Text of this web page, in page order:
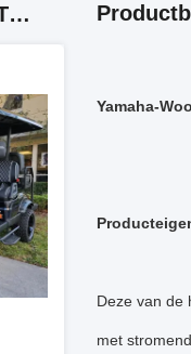
VERWANTE PRODUCTEN
Yamaha-
Deze van de
met